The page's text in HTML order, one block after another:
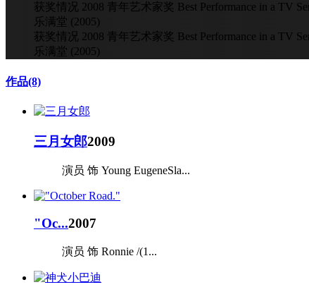
获奖情况 2008 青年艺术家奖 Best Performance in a TV
乐满堂 (2005)
获奖情况 2008 青年艺术家奖 Best Performance in a TV
乐满堂 (2005)
作品(8)
三月女郎2009
演员 饰 Young EugeneSla...
"Oc...2007
演员 饰 Ronnie /(1...